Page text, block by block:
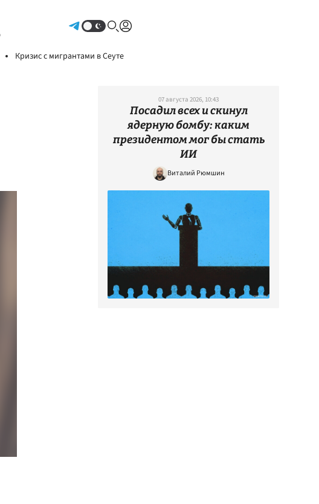
Кризис с мигрантами в Сеуте
07 августа 2026, 10:43
Посадил всех и скинул
ядерную бомбу: каким
президентом мог бы стать
ИИ
Виталий Рюмшин